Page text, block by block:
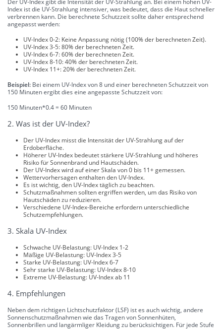
Index ist die UV-Strahlung intensiver, was bedeutet, dass die Haut schneller
verbrennen kann. Die berechnete Schutzzeit sollte daher entsprechend
angepasst werden:
UV-Index 0-2: Keine Anpassung nötig (100% der berechneten Zeit).
UV-Index 3-5: 80% der berechneten Zeit.
UV-Index 6-7: 60% der berechneten Zeit.
UV-Index 8-10: 40% der berechneten Zeit.
UV-Index 11+: 20% der berechneten Zeit.
Beispiel: Bei einem UV-Index von 8 und einer berechneten Schutzzeit von
150 Minuten ergibt dies eine angepasste Schutzzeit von:
150 Minuten*0.4 = 60 Minuten
2. Was ist der UV-Index?
Der UV-Index misst die Intensität der UV-Strahlung auf der
Erdoberfläche.
Höherer UV-Index bedeutet stärkere UV-Strahlung und höheres
Risiko für Sonnenbrand und Hautschäden.
Der UV-Index wird auf einer Skala von 0 bis 11+ gemessen.
Wettervorhersagen enthalten den UV-Index.
Es ist wichtig, den UV-Index täglich zu beachten.
Schutzmaßnahmen sollten ergriffen werden, um das Risiko von
Hautschäden zu reduzieren.
Verschiedene UV-Index-Bereiche erfordern unterschiedliche
Schutzempfehlungen.
3. Skala UV-Index
Schwache UV-Belastung: UV-Index 1-2
Mäßige UV-Belastung: UV-Index 3-5
Starke UV-Belastung: UV-Index 6-7
Sehr starke UV-Belastung: UV-Index 8-10
Extreme UV-Belastung: UV-Index ab 11
4. Empfehlungen
Neben dem richtigen Lichtschutzfaktor (LSF) ist es auch wichtig, andere
Sonnenschutzmaßnahmen wie das Tragen von Sonnenhüten,
Sonnenbrillen und langärmliger Kleidung zu berücksichtigen. Für jede Stufe